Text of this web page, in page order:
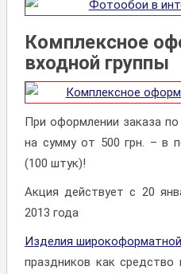
Комплексное
входной группы
При оформлении заказа
на сумму от 500 грн. – в
(100 штук)!
Акция действует с 20
2013 года
Изделия
праздников как средство